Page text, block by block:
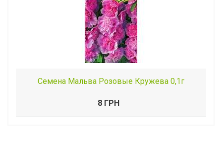
Семена Мальва Розовые Кружева 0,1г
8 ГРН